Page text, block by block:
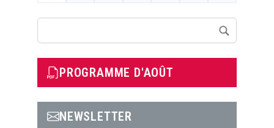
PROGRAMME D'AOÛT
NEWSLETTER